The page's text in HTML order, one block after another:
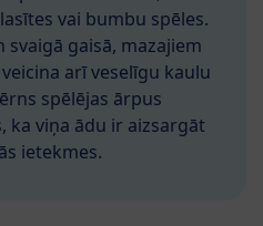
vai bumbu spēles.
svaigā gaisā, mazajiem
arī veselīgu kaulu
spēlējas ārpus
ka viņa ādu ir aizsargāt
ietekmes.